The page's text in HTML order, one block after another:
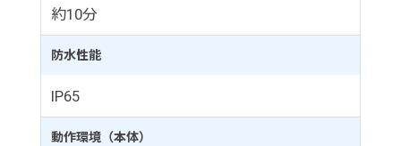
約10分
防水性能
IP65
動作環境（本体）